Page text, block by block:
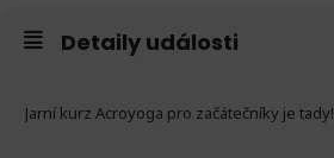
Detaily události
Jarní kurz Acroyoga pro začátečníky je tady!